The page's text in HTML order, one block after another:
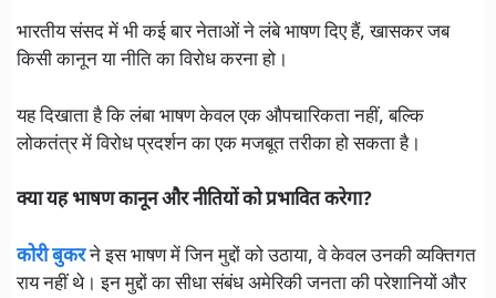
भारतीय संसद में भी कई बार नेताओं ने लंबे भाषण दिए हैं, खासकर जब
किसी कानून या नीति का विरोध करना हो।
यह दिखाता है कि लंबा भाषण केवल एक औपचारिकता नहीं, बल्कि
लोकतंत्र में विरोध प्रदर्शन का एक मजबूत तरीका हो सकता है।
क्या यह भाषण कानून और नीतियों को प्रभावित करेगा?
कोरी बुकरने इस भाषण में जिन मुद्दों को उठाया, वे केवल उनकी व्यक्तिगत
राय नहीं थे। इन मुद्दों का सीधा संबंध अमेरिकी जनता की परेशानियों और